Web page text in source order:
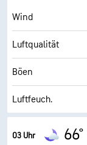
Bewölkung
Sichtweite
Wolkendecke
Wind
Luftqualität
Böen
Luftfeuch.
03 Uhr 66°